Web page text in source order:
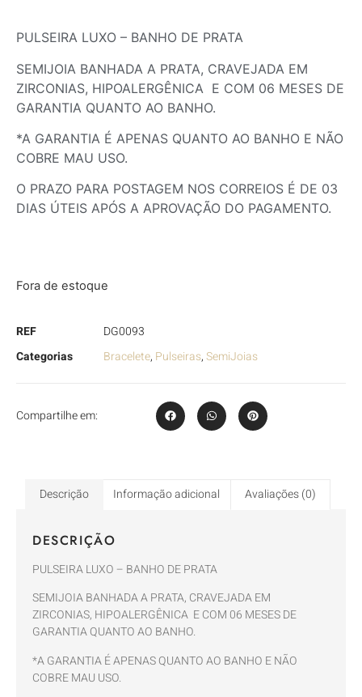
PULSEIRA LUXO – BANHO DE PRATA
SEMIJOIA BANHADA A PRATA, CRAVEJADA EM
ZIRCONIAS, HIPOALERGÊNICA E COM 06 MESES DE
GARANTIA QUANTO AO BANHO.
*A GARANTIA É APENAS QUANTO AO BANHO E NÃO
COBRE MAU USO.
O PRAZO PARA POSTAGEM NOS CORREIOS É DE 03
DIAS ÚTEIS APÓS A APROVAÇÃO DO PAGAMENTO.
Fora de estoque
REF
DG0093
Categorias
Bracelete, Pulseiras,SemiJoias
Compartilhe em:
Descrição Informação adicional Avaliações (0)
DESCRIÇÃO
PULSEIRA LUXO – BANHO DE PRATA
SEMIJOIA BANHADA A PRATA, CRAVEJADA EM
ZIRCONIAS, HIPOALERGÊNICA E COM 06 MESES DE
GARANTIA QUANTO AO BANHO.
*A GARANTIA É APENAS QUANTO AO BANHO E NÃO
COBRE MAU USO.